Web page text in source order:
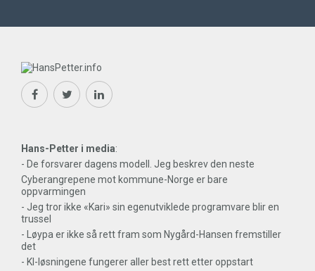
Hans-Petter i media:
- De forsvarer dagens modell. Jeg beskrev den neste
Cyberangrepene mot kommune-Norge er bare
oppvarmingen
- Jeg tror ikke «Kari» sin egenutviklede programvare blir en
trussel
- Løypa er ikke så rett fram som Nygård-Hansen fremstiller
det
- KI-løsningene fungerer aller best rett etter oppstart